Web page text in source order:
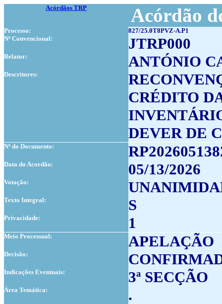
Acórdãos TRP Acórdão
Processo:
827/25.0T8PVZ-A.P1
Nº Convencional:
JTRP000
Relator: ANTÓNIO
Descritores:
CRÉDITO
DEVER DE
Nº do Documento:
Data do Acordão: 05/13/2026
Votação:
Texto Integral: S
Privacidade: 1
Meio Processual: APELAÇÃO
Decisão:
Indicações Eventuais: 3ª SECÇÃO
Área Temática: .